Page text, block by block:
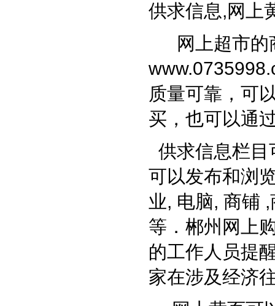
供求信息,网上
网上超市的
质量可靠，可
买，也可以通
供求信息栏
可以发布和浏
业, 电脑, 商铺
等．郴州网上
的工作人员提
家在涉及经济